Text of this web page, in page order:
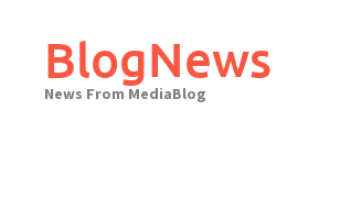
contentBlogNews
News From MediaBlog